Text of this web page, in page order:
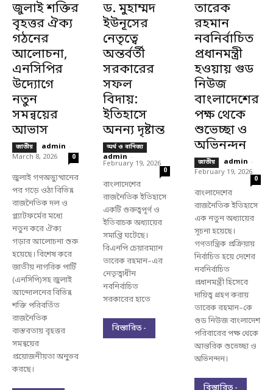
জুলাই শক্তির
বৃহত্তর ঐক্য
গঠনের
আলোচনা,
এনসিপির
উদ্যোগে
নতুন
সমন্বয়ের
আভাস
জাতীয় admin -
March 8, 2026
0
জুলাই গণঅভ্যুত্থানের
পর গড়ে ওঠা বিভিন্ন
রাজনৈতিক দল ও
প্ল্যাটফর্মের মধ্যে
নতুন করে ঐক্য
গড়ার আলোচনা শুরু
হয়েছে। বিশেষ করে
জাতীয় নাগরিক পার্টি
(এনসিপি)সহ জুলাই
আন্দোলনের বিভিন্ন
শক্তি পরিবর্তিত
রাজনৈতিক
বাস্তবতায় বৃহত্তর
সমন্বয়ের
প্রয়োজনীয়তা অনুভব
করছে।
ড. মুহাম্মদ
ইউনূসের
নেতৃত্বে
অন্তর্বর্তী
সরকারের
সফল
বিদায়:
ইতিহাসে
অনন্য দৃষ্টান্ত
অর্থ ও বানিজ্য
admin -
February 19, 2026
0
বাংলাদেশের
রাজনৈতিক ইতিহাসে
একটি গুরুত্বপূর্ণ ও
ইতিবাচক অধ্যায়ের
সমাপ্তি ঘটেছে।
বিএনপি চেয়ারম্যান
তারেক রহমান–এর
নেতৃত্বাধীন
নবনির্বাচিত
সরকারের হাতে
বিস্তারিত -
তারেক
রহমান
নবনির্বাচিত
প্রধানমন্ত্রী
হওয়ায় গুড
নিউজ
বাংলাদেশের
পক্ষ থেকে
শুভেচ্ছা ও
অভিনন্দন
জাতীয় admin -
February 19, 2026
0
বাংলাদেশের
রাজনৈতিক ইতিহাসে
এক নতুন অধ্যায়ের
সূচনা হয়েছে।
গণতান্ত্রিক প্রক্রিয়ায়
নির্বাচিত হয়ে দেশের
নবনির্বাচিত
প্রধানমন্ত্রী হিসেবে
দায়িত্ব গ্রহণ করায়
তারেক রহমান–কে
গুড নিউজ বাংলাদেশ
পরিবারের পক্ষ থেকে
আন্তরিক শুভেচ্ছা ও
অভিনন্দন।